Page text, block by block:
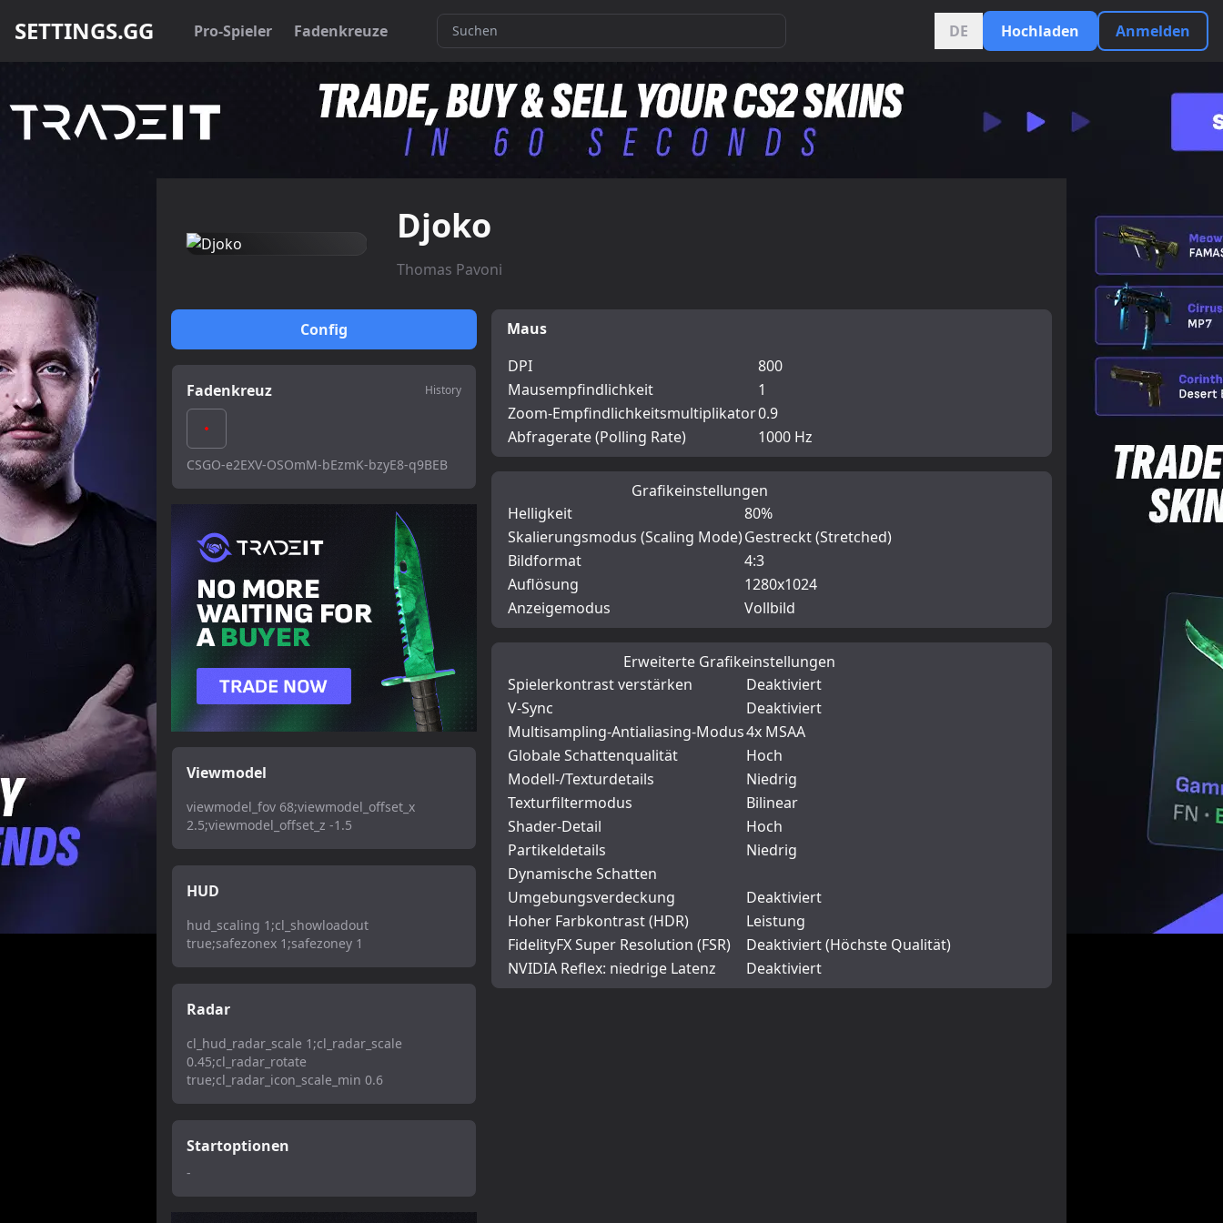
SETTINGS.GG Pro-Spieler Fadenkreuze DE Hochladen Anmelden
Djoko
Thomas Pavoni
Config
Fadenkreuz History
CSGO-e2EXV-OSOmM-bEzmK-bzyE8-q9BEB
Viewmodel
viewmodel_fov 68;viewmodel_offset_x
2.5;viewmodel_offset_z -1.5
HUD
hud_scaling 1;cl_showloadout
true;safezonex 1;safezoney 1
Radar
cl_hud_radar_scale 1;cl_radar_scale
0.45;cl_radar_rotate
true;cl_radar_icon_scale_min 0.6
Startoptionen
-
Maus
DPI
800
Mausempfindlichkeit
1
Zoom-Empfindlichkeitsmultiplikator0.9
Abfragerate (Polling Rate)
1000 Hz
Grafikeinstellungen
Helligkeit
80%
Skalierungsmodus (Scaling Mode)Gestreckt (Stretched)
Bildformat
4:3
Auflösung
1280x1024
Anzeigemodus
Vollbild
Erweiterte Grafikeinstellungen
Spielerkontrast verstärken
Deaktiviert
V-Sync
Deaktiviert
Multisampling-Antialiasing-Modus4x MSAA
Globale Schattenqualität
Hoch
Modell-/Texturdetails
Niedrig
Texturfiltermodus
Bilinear
Shader-Detail
Hoch
Partikeldetails
Niedrig
Dynamische Schatten
Umgebungsverdeckung
Deaktiviert
Hoher Farbkontrast (HDR)
Leistung
FidelityFX Super Resolution (FSR)
Deaktiviert (Höchste Qualität)
NVIDIA Reflex: niedrige Latenz
Deaktiviert